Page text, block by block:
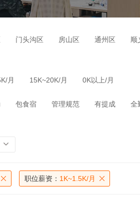
门头沟区 房山区 通州区 顺
月 15K~20K/月 0K以上/月
包食宿 管理规范 有提成 全
职位薪资： 1K~1.5K/月